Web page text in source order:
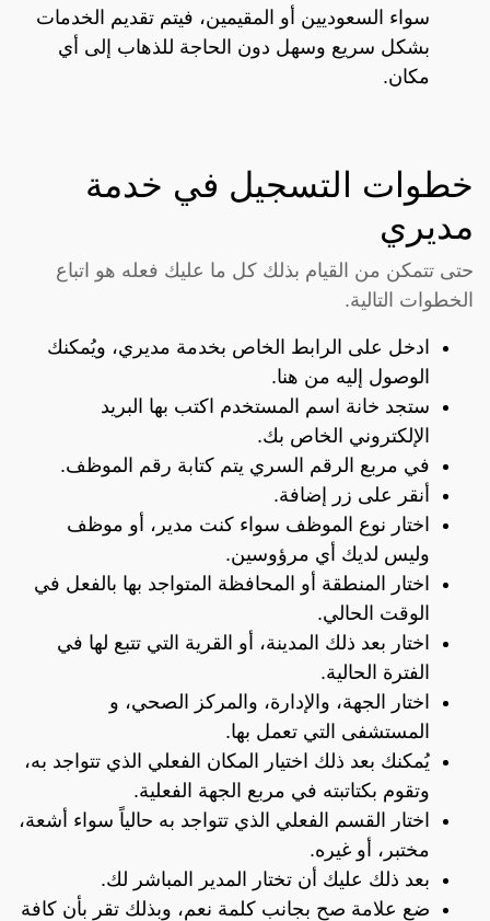
سواء السعوديين أو المقيمين، فيتم تقديم الخدمات
بشكل سريع وسهل دون الحاجة للذهاب إلى أي
مكان.
خطوات التسجيل في خدمة
مديري
حتى تتمكن من القيام بذلك كل ما عليك فعله هو اتباع
الخطوات التالية.
ادخل على الرابط الخاص بخدمة مديري، ويُمكنك
الوصول إليه من هنا.
ستجد خانة اسم المستخدم اكتب بها البريد
الإلكتروني الخاص بك.
في مربع الرقم السري يتم كتابة رقم الموظف.
أنقر على زر إضافة.
اختار نوع الموظف سواء كنت مدير، أو موظف
وليس لديك أي مرؤوسين.
اختار المنطقة أو المحافظة المتواجد بها بالفعل في
الوقت الحالي.
اختار بعد ذلك المدينة، أو القرية التي تتبع لها في
الفترة الحالية.
اختار الجهة، والإدارة، والمركز الصحي، و
المستشفى التي تعمل بها.
يُمكنك بعد ذلك اختيار المكان الفعلي الذي تتواجد به،
وتقوم بكتاتبته في مربع الجهة الفعلية.
اختار القسم الفعلي الذي تتواجد به حالياً سواء أشعة،
مختبر، أو غيره.
بعد ذلك عليك أن تختار المدير المباشر لك.
ضع علامة صح بجانب كلمة نعم، وبذلك تقر بأن كافة